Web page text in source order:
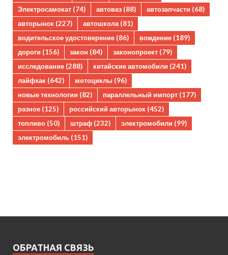
Электросамокат (74) автоваз (88) автозапчасти (68)
авторынок (227) автошкола(81)
водительское удостоверение (86) вождение (189)
дороги (156) закон (84) законопроект (79)
исследование (288) китайские автомобили (241)
лайфхак (642) мотоциклы (96)
новые технологии (82) параллельный импорт (177)
разное (125) российский авторынок (452)
топливо (50) штраф (232) электромобили (99)
электромобиль (151)
ОБРАТНАЯ СВЯЗЬ